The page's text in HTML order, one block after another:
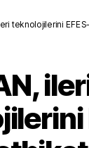
teknolojilerini